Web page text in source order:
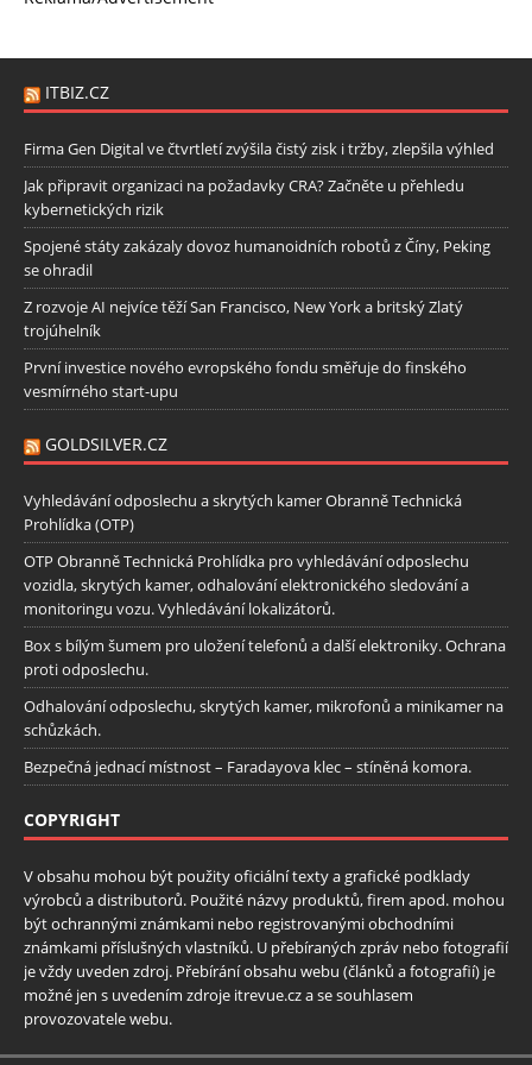
ITBIZ.CZ
Firma Gen Digital ve čtvrtletí zvýšila čistý zisk i tržby, zlepšila výhled
Jak připravit organizaci na požadavky CRA? Začněte u přehledu
kybernetických rizik
Spojené státy zakázaly dovoz humanoidních robotů z Číny, Peking
se ohradil
Z rozvoje AI nejvíce těží San Francisco, New York a britský Zlatý
trojúhelník
První investice nového evropského fondu směřuje do finského
vesmírného start-upu
GOLDSILVER.CZ
Vyhledávání odposlechu a skrytých kamer Obranně Technická
Prohlídka (OTP)
OTP Obranně Technická Prohlídka pro vyhledávání odposlechu
vozidla, skrytých kamer, odhalování elektronického sledování a
monitoringu vozu. Vyhledávání lokalizátorů.
Box s bílým šumem pro uložení telefonů a další elektroniky. Ochrana
proti odposlechu.
Odhalování odposlechu, skrytých kamer, mikrofonů a minikamer na
schůzkách.
Bezpečná jednací místnost – Faradayova klec – stíněná komora.
COPYRIGHT
V obsahu mohou být použity oficiální texty a grafické podklady
výrobců a distributorů. Použité názvy produktů, firem apod. mohou
být ochrannými známkami nebo registrovanými obchodními
známkami příslušných vlastníků. U přebíraných zpráv nebo fotografií
je vždy uveden zdroj. Přebírání obsahu webu (článků a fotografií) je
možné jen s uvedením zdroje itrevue.cz a se souhlasem
provozovatele webu.